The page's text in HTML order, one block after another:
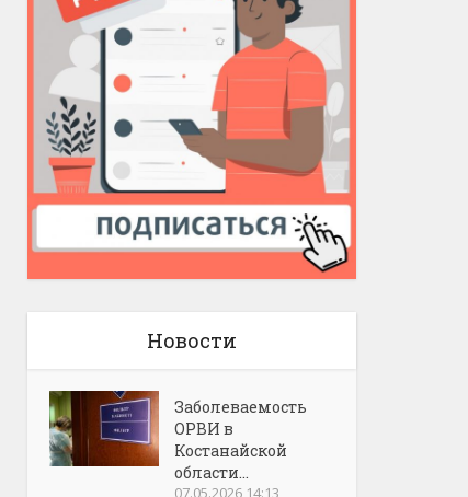
Новости
Заболеваемость
ОРВИ в
Костанайской
области...
07.05.2026 14:13